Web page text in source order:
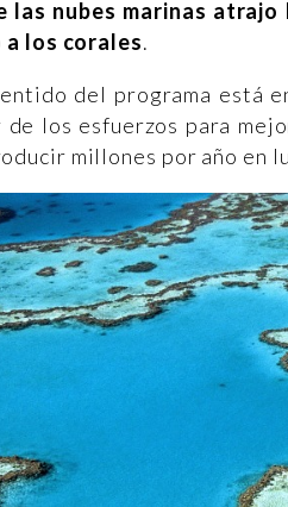
las nubes marinas
los corales.
del programa está
los esfuerzos para
millones por año en